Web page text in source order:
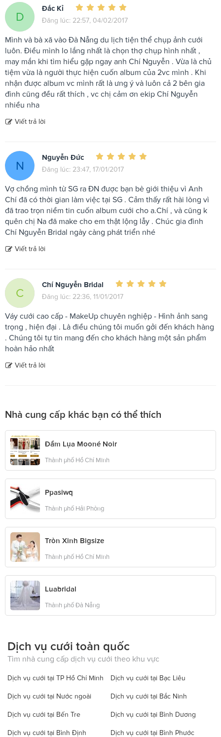
D
Đắc Kỉ
Đăng lúc: 22:57, 04/02/2017
Mình và bà xã vào Đà Nẵng du lịch tiện thể chụp ảnh cưới
luôn. Điều mình lo lắng nhất là chọn thợ chụp hình nhất ,
may mắn khi tìm hiểu gặp ngay anh Chí Nguyễn . Vừa là chủ
tiệm vừa là người thực hiện cuốn album của 2vc mình . Khi
nhận được album vc mình rất là ưng ý và luôn cả 2 bên gia
đình cũng đều rất thích , vc chị cảm ơn ekip Chí Nguyễn
nhiều nha
Viết trả lời
N
Nguyễn Đức
Đăng lúc: 23:47, 17/01/2017
Vợ chồng mình từ SG ra ĐN được bạn bè giới thiệu vì Anh
Chí đã có thời gian làm việc tại SG . Cảm thấy rất hài lòng vì
đã trao trọn niềm tin cuốn album cưới cho a.Chí , và cũng k
quên chị Na đã make cho em thật lộng lẫy . Chúc gia đình
Chí Nguyễn Bridal ngày càng phát triển nhé
Viết trả lời
C
Chí Nguyễn Bridal
Đăng lúc: 22:36, 11/01/2017
Váy cưới cao cấp - MakeUp chuyên nghiệp - Hình ảnh sang
trọng , hiện đại . Là điều chúng tôi muốn gởi đến khách hàng
. Chúng tôi tự tin mang đến cho khách hàng một sản phẩm
hoàn hảo nhất
Viết trả lời
Nhà cung cấp khác bạn có thể thích
Đầm Lụa Mooné Noir
Thành phố Hồ Chí Minh
Ppasiwq
Thành phố Hải Phòng
Tròn Xinh Bigsize
Thành phố Hồ Chí Minh
Luabridal
Thành phố Đà Nẵng
Dịch vụ cưới toàn quốc
Tìm nhà cung cấp dịch vụ cưới theo khu vực
Dịch vụ cưới tại TP Hồ Chí Minh Dịch vụ cưới tại Bạc Liêu
Dịch vụ cưới tại Nước ngoài Dịch vụ cưới tại Bắc Ninh
Dịch vụ cưới tại Bến Tre Dịch vụ cưới tại Bình Dương
Dịch vụ cưới tại Bình Định Dịch vụ cưới tại Bình Phước